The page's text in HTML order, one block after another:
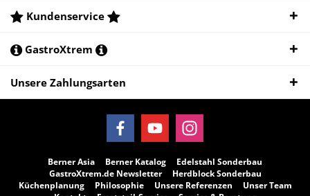
Kundenservice
GastroXtrem
Unsere Zahlungsarten
Berner Asia Berner Katalog
Edelstahl Sonderbau
GastroXtrem.de Newsletter
Herdblock Sonderbau
Küchenplanung
Philosophie Unsere Referenzen
Unser Team